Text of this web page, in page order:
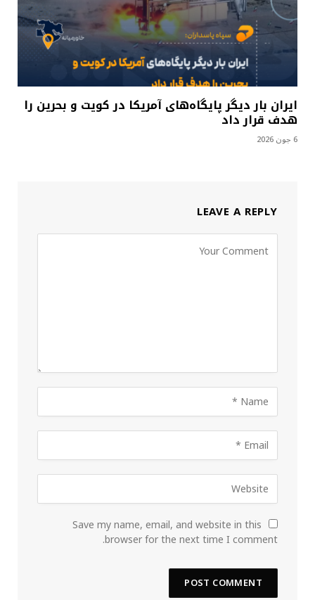
ایران بار دیگر پایگاه‌های آمریکا در کویت و بحرین را
هدف قرار داد
6 جون 2026
LEAVE A REPLY
Save my name, email, and website in this
browser for the next time I comment.